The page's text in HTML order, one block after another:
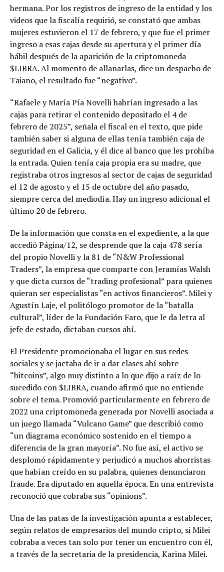
hermana. Por los registros de ingreso de la entidad y los
videos que la fiscalía requirió, se constató que ambas
mujeres estuvieron el 17 de febrero, y que fue el primer
ingreso a esas cajas desde su apertura y el primer día
hábil después de la aparición de la criptomoneda
$LIBRA. Al momento de allanarlas, dice un despacho de
Taiano, el resultado fue “negativo”.
“Rafaele y María Pía Novelli habrían ingresado a las
cajas para retirar el contenido depositado el 4 de
febrero de 2025”, señala el fiscal en el texto, que pide
también saber si alguna de ellas tenía también caja de
seguridad en el Galicia, y él dice al banco que les prohíba
la entrada. Quien tenía caja propia era su madre, que
registraba otros ingresos al sector de cajas de seguridad
el 12 de agosto y el 15 de octubre del año pasado,
siempre cerca del mediodía. Hay un ingreso adicional el
último 20 de febrero.
De la información que consta en el expediente, a la que
accedió Página/12, se desprende que la caja 478 sería
del propio Novelli y la 81 de “N&W Professional
Traders”, la empresa que comparte con Jeramías Walsh
y que dicta cursos de “trading profesional” para quienes
quieran ser especialistas “en activos financieros”. Milei y
Agustín Laje, el politólogo promotor de la “batalla
cultural”, líder de la Fundación Faro, que le da letra al
jefe de estado, dictaban cursos ahí.
El Presidente promocionaba el lugar en sus redes
sociales y se jactaba de ir a dar clases ahí sobre
“bitcoins”, algo muy distinto a lo que dijo a raíz de lo
sucedido con $LIBRA, cuando afirmó que no entiende
sobre el tema. Promovió particularmente en febrero de
2022 una criptomoneda generada por Novelli asociada a
un juego llamada “Vulcano Game” que describió como
“un diagrama económico sostenido en el tiempo a
diferencia de la gran mayoría”. No fue así, el activo se
desplomó rápidamente y perjudicó a muchos ahorristas
que habían creído en su palabra, quienes denunciaron
fraude. Era diputado en aquella época. En una entrevista
reconoció que cobraba sus “opinions”.
Una de las patas de la investigación apunta a establecer,
según relatos de empresarios del mundo cripto, si Milei
cobraba a veces tan solo por tener un encuentro con él,
a través de la secretaria de la presidencia, Karina Milei.